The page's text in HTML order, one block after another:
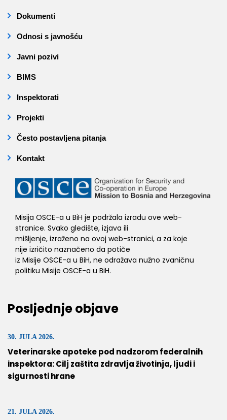
Dokumenti
Odnosi s javnošću
Javni pozivi
BIMS
Inspektorati
Projekti
Često postavljena pitanja
Kontakt
Misija OSCE-a u BiH je podržala izradu ove web-
stranice. Svako gledište, izjava ili
mišljenje, izraženo na ovoj web-stranici, a za koje
nije izričito naznačeno da potiče
iz Misije OSCE-a u BiH, ne odražava nužno zvaničnu
politiku Misije OSCE-a u BiH.
Posljednje objave
30. JULA 2026.
Veterinarske apoteke pod nadzorom federalnih
inspektora: Cilj zaštita zdravlja životinja, ljudi i
sigurnosti hrane
21. JULA 2026.